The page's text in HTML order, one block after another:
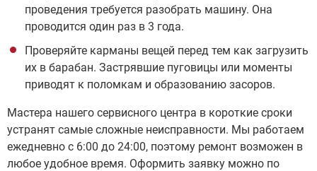
проведения требуется разобрать машину. Она
проводится один раз в 3 года.
Проверяйте карманы вещей перед тем как загрузить
их в барабан. Застрявшие пуговицы или моменты
приводят к поломкам и образованию засоров.
Мастера нашего сервисного центра в короткие сроки
устранят самые сложные неисправности. Мы работаем
ежедневно с 6:00 до 24:00, поэтому ремонт возможен в
любое удобное время. Оформить заявку можно по